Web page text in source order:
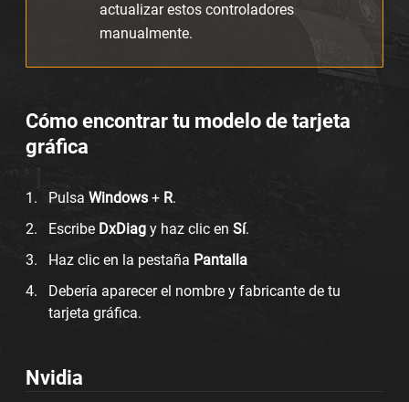
actualizar estos controladores
manualmente.
Cómo encontrar tu modelo de tarjeta
gráfica
Pulsa Windows + R.
Escribe DxDiag y haz clic en Sí.
Haz clic en la pestaña Pantalla
Debería aparecer el nombre y fabricante de tu
tarjeta gráfica.
Nvidia